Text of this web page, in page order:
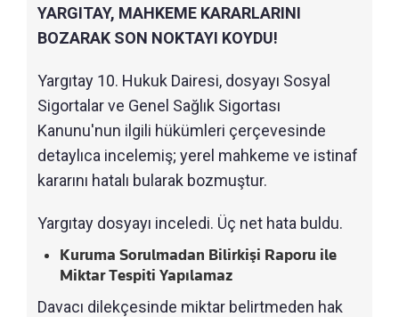
YARGITAY, MAHKEME KARARLARINI
BOZARAK SON NOKTAYI KOYDU!
Yargıtay 10. Hukuk Dairesi, dosyayı Sosyal
Sigortalar ve Genel Sağlık Sigortası
Kanunu'nun ilgili hükümleri çerçevesinde
detaylıca incelemiş; yerel mahkeme ve istinaf
kararını hatalı bularak bozmuştur.
Yargıtay dosyayı inceledi. Üç net hata buldu.
Kuruma Sorulmadan Bilirkişi Raporu ile
Miktar Tespiti Yapılamaz
Davacı dilekçesinde miktar belirtmeden hak